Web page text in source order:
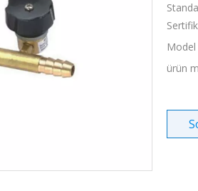
Model
ürün